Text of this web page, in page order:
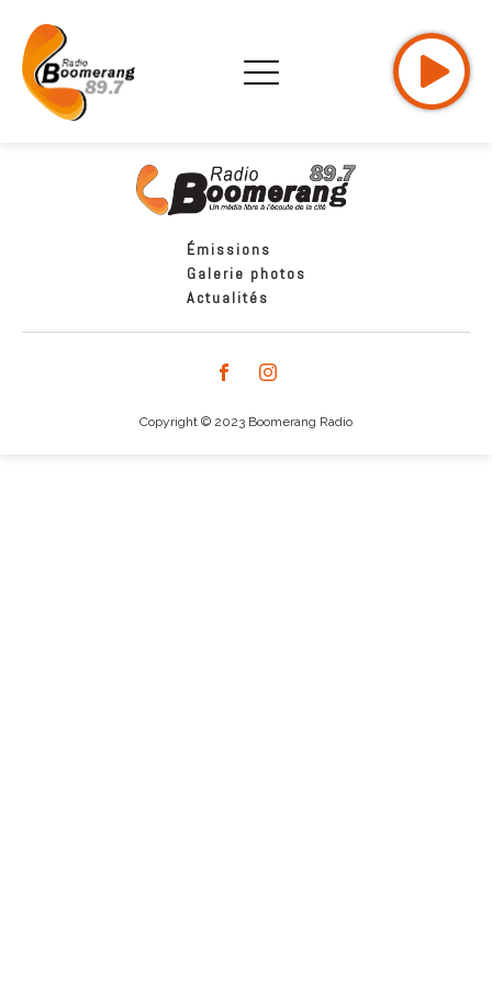
Émissions
Galerie photos
Actualités
Copyright © 2023 Boomerang Radio